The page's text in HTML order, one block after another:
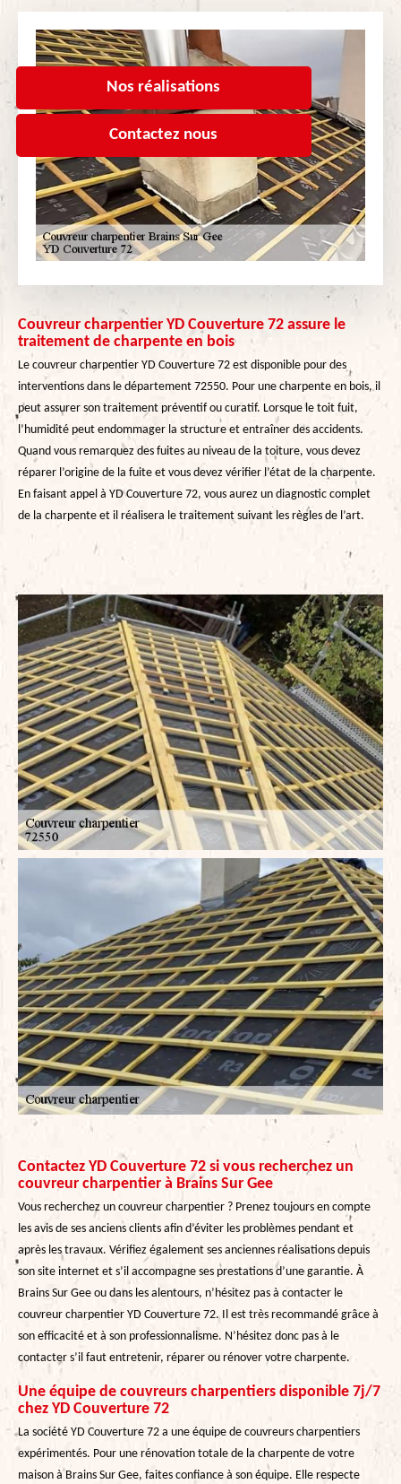
Nos réalisations
Contactez nous
Couvreur charpentier YD Couverture 72 assure le
traitement de charpente en bois
Le couvreur charpentier YD Couverture 72 est disponible pour des
interventions dans le département 72550. Pour une charpente en bois, il
peut assurer son traitement préventif ou curatif. Lorsque le toit fuit,
l’humidité peut endommager la structure et entraîner des accidents.
Quand vous remarquez des fuites au niveau de la toiture, vous devez
réparer l’origine de la fuite et vous devez vérifier l’état de la charpente.
En faisant appel à YD Couverture 72, vous aurez un diagnostic complet
de la charpente et il réalisera le traitement suivant les règles de l’art.
Contactez YD Couverture 72 si vous recherchez un
couvreur charpentier à Brains Sur Gee
Vous recherchez un couvreur charpentier ? Prenez toujours en compte
les avis de ses anciens clients afin d’éviter les problèmes pendant et
après les travaux. Vérifiez également ses anciennes réalisations depuis
son site internet et s’il accompagne ses prestations d’une garantie. À
Brains Sur Gee ou dans les alentours, n’hésitez pas à contacter le
couvreur charpentier YD Couverture 72. Il est très recommandé grâce à
son efficacité et à son professionnalisme. N’hésitez donc pas à le
contacter s’il faut entretenir, réparer ou rénover votre charpente.
Une équipe de couvreurs charpentiers disponible 7j/7
chez YD Couverture 72
La société YD Couverture 72 a une équipe de couvreurs charpentiers
expérimentés. Pour une rénovation totale de la charpente de votre
maison à Brains Sur Gee, faites confiance à son équipe. Elle respecte